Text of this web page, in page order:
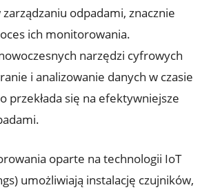
odpadami, znacznie
ich monitorowania.
narzędzi cyfrowych
i analizowanie danych w czasie
przekłada się na efektywniejsze
oparte na technologii IoT
umożliwiają instalację czujników,